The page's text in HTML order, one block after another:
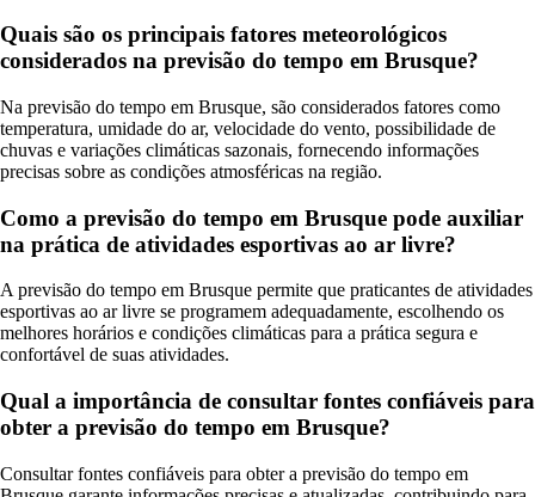
Quais são os principais fatores meteorológicos
considerados na previsão do tempo em Brusque?
Na previsão do tempo em Brusque, são considerados fatores como
temperatura, umidade do ar, velocidade do vento, possibilidade de
chuvas e variações climáticas sazonais, fornecendo informações
precisas sobre as condições atmosféricas na região.
Como a previsão do tempo em Brusque pode auxiliar
na prática de atividades esportivas ao ar livre?
A previsão do tempo em Brusque permite que praticantes de atividades
esportivas ao ar livre se programem adequadamente, escolhendo os
melhores horários e condições climáticas para a prática segura e
confortável de suas atividades.
Qual a importância de consultar fontes confiáveis para
obter a previsão do tempo em Brusque?
Consultar fontes confiáveis para obter a previsão do tempo em